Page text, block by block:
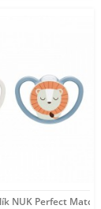
SHEEP
NUK Perfect Match